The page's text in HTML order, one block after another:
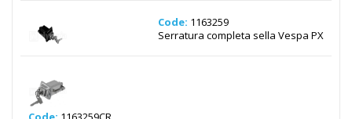
Code: 1163259
Serratura completa sella Vespa PX